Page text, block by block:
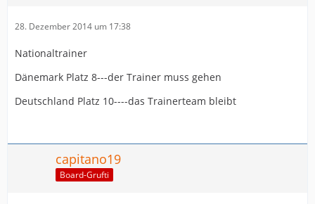
28. Dezember 2014 um 17:38
Nationaltrainer
Dänemark Platz 8---der Trainer muss gehen
Deutschland Platz 10----das Trainerteam bleibt
capitano19
Board-Grufti